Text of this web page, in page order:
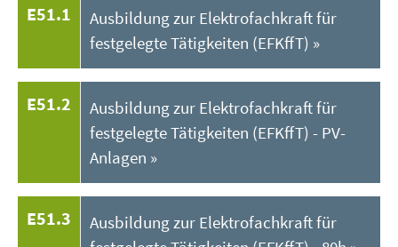
E51.1
Ausbildung zur Elektrofachkraft für
festgelegte Tätigkeiten (EFKffT)
E51.2
Ausbildung zur Elektrofachkraft für
festgelegte Tätigkeiten (EFKffT) - PV-
Anlagen
E51.3
Ausbildung zur Elektrofachkraft für